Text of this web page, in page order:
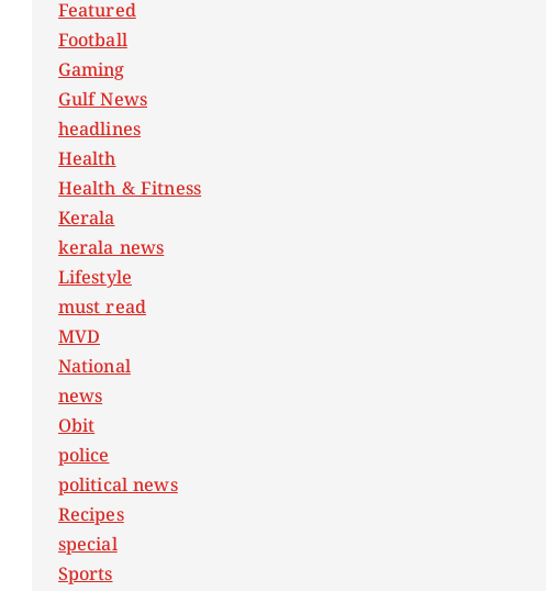
Featured
Football
Gaming
Gulf News
headlines
Health
Health & Fitness
Kerala
kerala news
Lifestyle
must read
MVD
National
news
Obit
police
political news
Recipes
special
Sports